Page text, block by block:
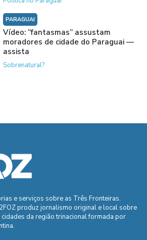
PARAGUAI
Vídeo: “fantasmas” assustam
moradores de cidade do Paraguai —
assista
Sobrenatural?
e serviços sobre as Três Fronteiras.
produz jornalismo original e local sobre
cidades da região trinacional formada por